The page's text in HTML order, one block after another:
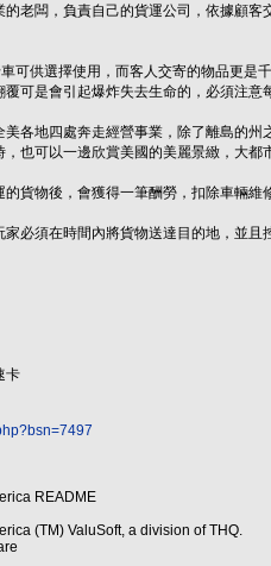
闆，負責自己的貨運公司，依據顧客
供選擇使用，而客人交寄的物品更是
可是會引起爆炸失去生命的，必須注意
地四處奔走經營事業，除了離島的州
也可以一邊欣賞美國的美麗景緻，大都
物後，會獲得一筆酬勞，扣除車輛維
須在時間內將貨物送達目的地，並且
卡
README
(TM) ValuSoft, a division of THQ.